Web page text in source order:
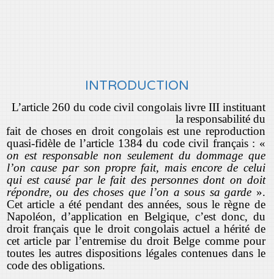
INTRODUCTION
L’article 260 du code civil congolais livre III instituant
la responsabilité du
fait de choses en droit congolais est une reproduction
quasi-fidèle de l’article 1384 du code civil français : «
on est responsable non seulement du dommage que
l’on cause par son propre fait, mais encore de celui
qui est causé par le fait des personnes dont on doit
répondre, ou des choses que l’on a sous sa garde ».
Cet article a été pendant des années, sous le règne de
Napoléon, d’application en Belgique, c’est donc, du
droit français que le droit congolais actuel a hérité de
cet article par l’entremise du droit Belge comme pour
toutes les autres dispositions légales contenues dans le
code des obligations.